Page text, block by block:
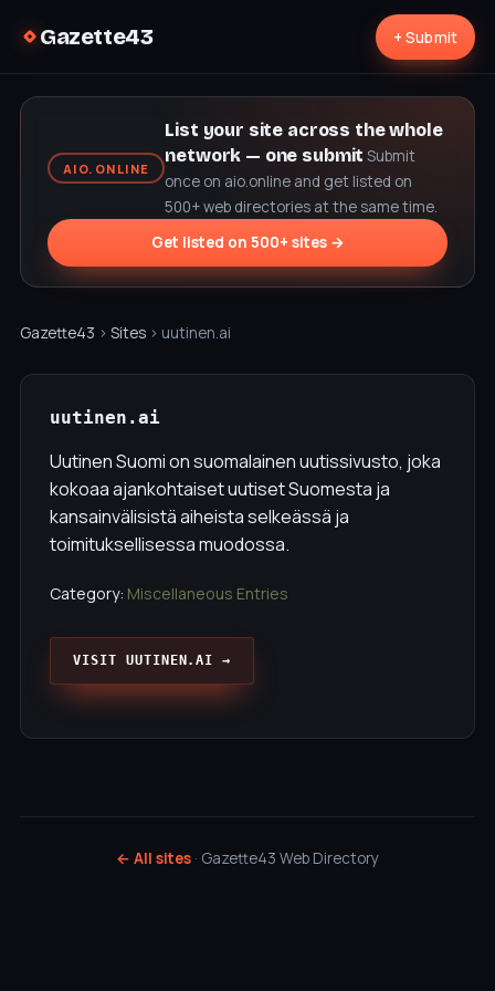
Gazette43 + Submit
AIO.ONLINE
List your site across the whole
network — one submit Submit
once on aio.online and get listed on
500+ web directories at the same time.
Get listed on 500+ sites →
Gazette43 › Sites › uutinen.ai
uutinen.ai
Uutinen Suomi on suomalainen uutissivusto, joka
kokoaa ajankohtaiset uutiset Suomesta ja
kansainvälisistä aiheista selkeässä ja
toimituksellisessa muodossa.
Category: Miscellaneous Entries
VISIT UUTINEN.AI →
← All sites · Gazette43 Web Directory